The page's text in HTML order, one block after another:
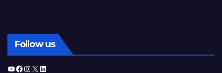
Follow us
YouTube
Facebook
Instagram
X LinkedIn